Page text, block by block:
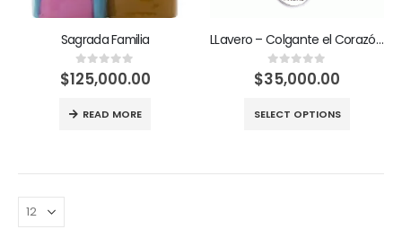
Sagrada Familia
0out of 5
$125,000.00
READ MORE
LLavero – Colgante el Corazón de María va conmigo
0 out of 5
$35,000.00
SELECT OPTIONS